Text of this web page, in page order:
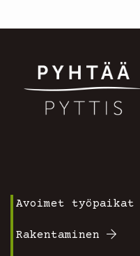
valikko
Avoimet työpaikat
Rakentaminen